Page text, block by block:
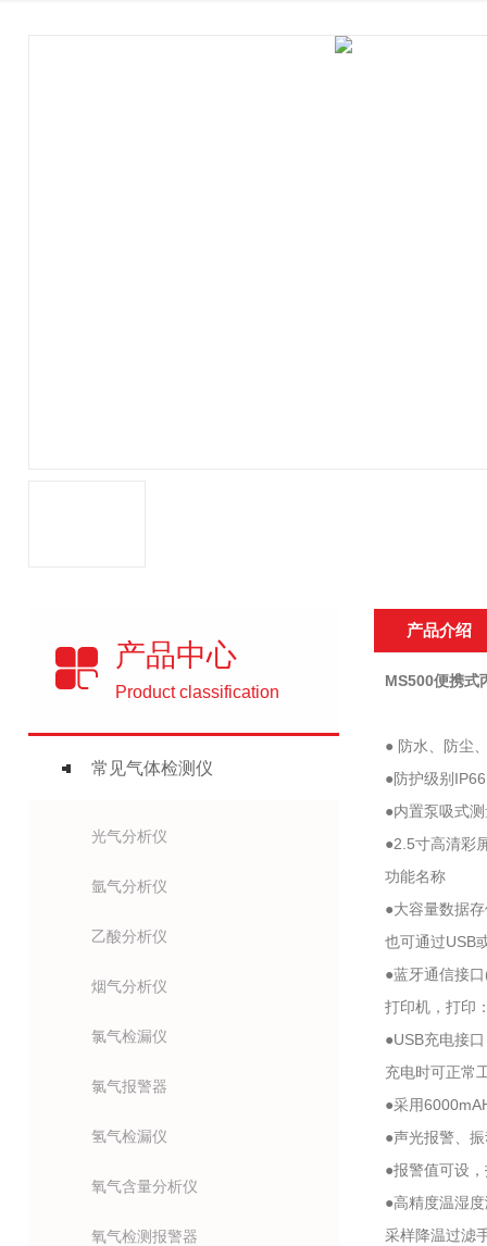
产品中心
Product classification
常见气体检测仪
光气分析仪
氩气分析仪
乙酸分析仪
烟气分析仪
氯气检漏仪
氯气报警器
氢气检漏仪
氧气含量分析仪
氧气检测报警器
产品介绍
MS500便携式
● 防水、防尘
●防护级别
●内置泵吸式
●2.5寸高清彩
功能名称
●大容量数据
也可通过USB
●蓝牙通信接
打印机，打印
●USB充电接
充电时可正常
●采用
●声光报警、
●报警值可设
●高精度温湿
采样降温过滤